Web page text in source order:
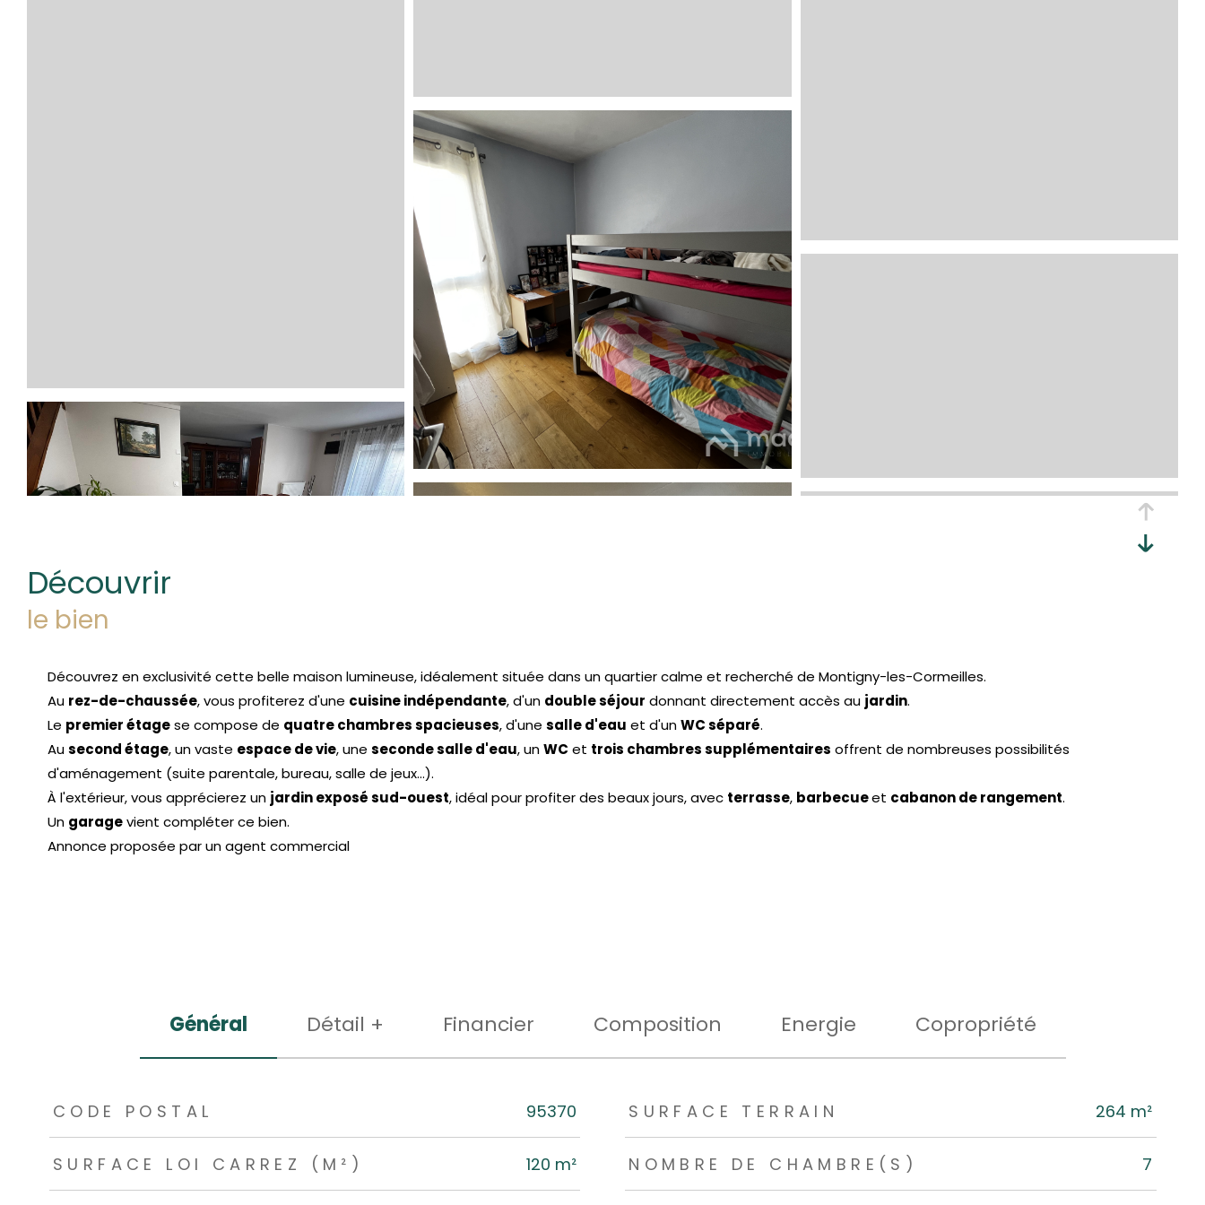
découvrir
le bien
Découvrez en exclusivité cette belle maison lumineuse, idéalement située dans un quartier calme et recherché de Montigny-les-Cormeilles.
Au rez-de-chaussée, vous profiterez d'une cuisine indépendante, d'un double séjour donnant directement accès au jardin.
Le premier étagese compose de quatre chambres spacieuses, d'une salle d'eau et d'unWC séparé.
Ausecond étage, un vaste espace de vie, une seconde salle d'eau, unWC et trois chambres supplémentaires offrent de nombreuses possibilités
d'aménagement (suite parentale, bureau, salle de jeux...).
À l'extérieur, vous apprécierez un jardin exposé sud-ouest, idéal pour profiter des beaux jours, avec terrasse, barbecueet cabanon de rangement.
Un garagevient compléter ce bien.
Annonce proposée par un agent commercial
Général Détail + Financier Composition Energie Copropriété
TRAD_ZEPHYR_Caracteristique
CODE POSTAL 95370 SURFACE TERRAIN 264 m²
SURFACE LOI CARREZ (M²) 120 m² NOMBRE DE CHAMBRE(S) 7